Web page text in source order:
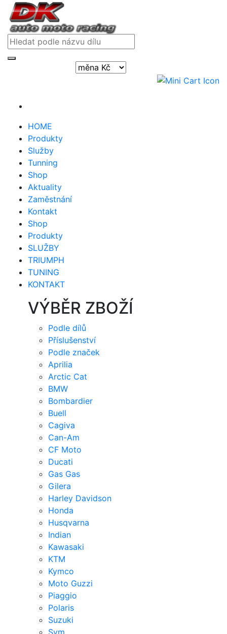
HOME
Produkty
Služby
Tunning
Shop
Aktuality
Zaměstnání
Kontakt
Shop
Produkty
SLUŽBY
TRIUMPH
TUNING
KONTAKT
VÝBĚR ZBOŽÍ
Podle dílů
Příslušenství
Podle značek
Aprilia
Arctic Cat
BMW
Bombardier
Buell
Cagiva
Can-Am
CF Moto
Ducati
Gas Gas
Gilera
Harley Davidson
Honda
Husqvarna
Indian
Kawasaki
KTM
Kymco
Moto Guzzi
Piaggio
Polaris
Suzuki
Sym